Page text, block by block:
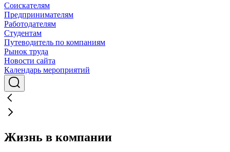
Соискателям
Предпринимателям
Работодателям
Студентам
Путеводитель по компаниям
Рынок труда
Новости сайта
Календарь мероприятий
Жизнь в компании